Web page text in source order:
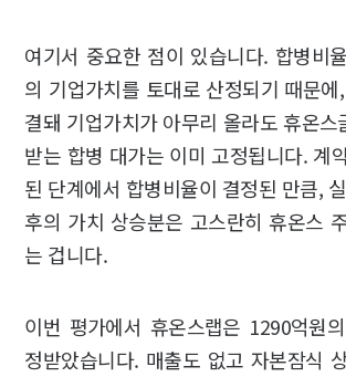
여기서 중요한 점이 있습니다. 합병비
의 기업가치를 토대로 산정되기 때문
결돼 기업가치가 아무리 올라도 휴온스
받는 합병 대가는 이미 고정됩니다. 계
된 단계에서 합병비율이 결정된 만큼,
후의 가치 상승분은 고스란히 휴온스
는 겁니다.
이번 평가에서 휴온스랩은 1290억원
정받았습니다. 매출도 없고 자본잠식